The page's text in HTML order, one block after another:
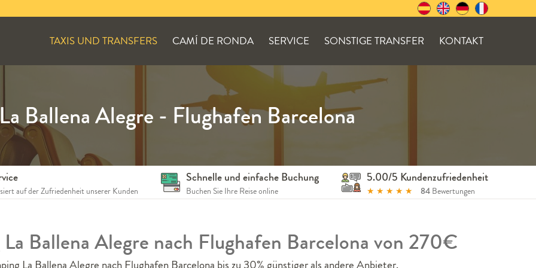
TAXIS UND TRANSFERS CAMÍ DE RONDA SERVICE SONSTIGE TRANSFER KONTAKT
auf der Zufriedenheit unserer Kunden
Schnelle und einfache Buchung
Buchen Sie Ihre Reise online
5.00/5 Kundenzufriedenheit
★ ★ ★ ★ ★ 84 Bewertungen
Ballena Alegre - Flughafen Barcelona
Ballena Alegre nach Flughafen Barcelona von 270€
La Ballena Alegre nach Flughafen Barcelona bis zu 30% günstiger als andere Anbieter.